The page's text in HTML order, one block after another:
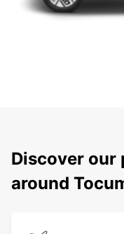
Discover our
around